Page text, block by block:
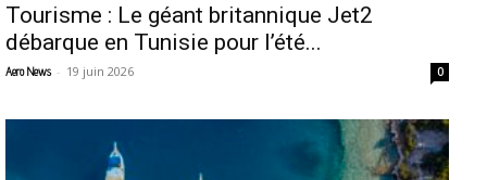
Tourisme : Le géant britannique Jet2
débarque en Tunisie pour l’été...
Aero News - 19 juin 2026 0